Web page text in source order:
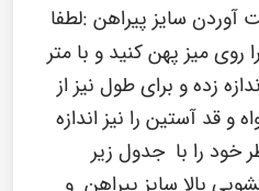
آوردن سایز پیراهن :لطفا
میز پهن کنید و با متر
زده و برای طول نیز از
و قد آستین را نیز اندازه
خود را با جدول زیر
بالا سایز پیراهن و